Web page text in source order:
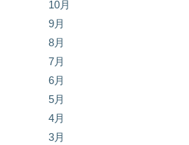
10月
9月
8月
7月
6月
5月
4月
3月